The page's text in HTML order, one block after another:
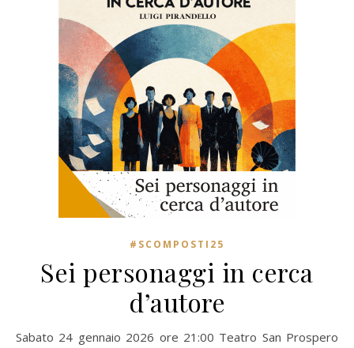
#SCOMPOSTI25
Sei personaggi in cerca
d’autore
Sabato 24 gennaio 2026 ore 21:00 Teatro San Prospero